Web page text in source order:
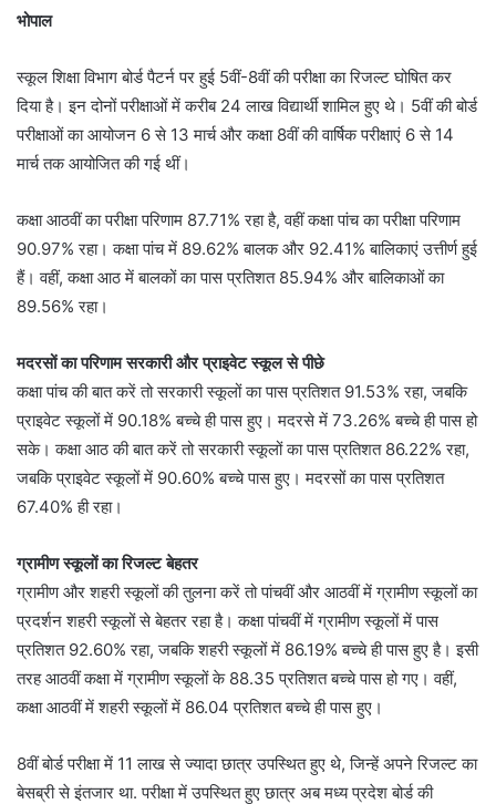
भोपाल
स्कूल शिक्षा विभाग बोर्ड पैटर्न पर हुई 5वीं-8वीं की परीक्षा का रिजल्ट घोषित कर
दिया है। इन दोनों परीक्षाओं में करीब 24 लाख विद्यार्थी शामिल हुए थे। 5वीं की बोर्ड
परीक्षाओं का आयोजन 6 से 13 मार्च और कक्षा 8वीं की वार्षिक परीक्षाएं 6 से 14
मार्च तक आयोजित की गई थीं।
कक्षा आठवीं का परीक्षा परिणाम 87.71% रहा है, वहीं कक्षा पांच का परीक्षा परिणाम
90.97% रहा। कक्षा पांच में 89.62% बालक और 92.41% बालिकाएं उत्तीर्ण हुई
हैं। वहीं, कक्षा आठ में बालकों का पास प्रतिशत 85.94% और बालिकाओं का
89.56% रहा।
मदरसों का परिणाम सरकारी और प्राइवेट स्कूल से पीछे
कक्षा पांच की बात करें तो सरकारी स्कूलों का पास प्रतिशत 91.53% रहा, जबकि
प्राइवेट स्कूलों में 90.18% बच्चे ही पास हुए। मदरसे में 73.26% बच्चे ही पास हो
सके। कक्षा आठ की बात करें तो सरकारी स्कूलों का पास प्रतिशत 86.22% रहा,
जबकि प्राइवेट स्कूलों में 90.60% बच्चे पास हुए। मदरसों का पास प्रतिशत
67.40% ही रहा।
ग्रामीण स्कूलों का रिजल्ट बेहतर
ग्रामीण और शहरी स्कूलों की तुलना करें तो पांचवीं और आठवीं में ग्रामीण स्कूलों का
प्रदर्शन शहरी स्कूलों से बेहतर रहा है। कक्षा पांचवीं में ग्रामीण स्कूलों में पास
प्रतिशत 92.60% रहा, जबकि शहरी स्कूलों में 86.19% बच्चे ही पास हुए है। इसी
तरह आठवीं कक्षा में ग्रामीण स्कूलों के 88.35 प्रतिशत बच्चे पास हो गए। वहीं,
कक्षा आठवीं में शहरी स्कूलों में 86.04 प्रतिशत बच्चे ही पास हुए।
8वीं बोर्ड परीक्षा में 11 लाख से ज्यादा छात्र उपस्थित हुए थे, जिन्हें अपने रिजल्ट का
बेसब्री से इंतजार था. परीक्षा में उपस्थित हुए छात्र अब मध्य प्रदेश बोर्ड की